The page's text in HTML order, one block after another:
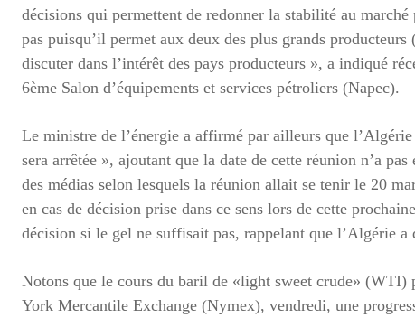
décisions qui permettent de redonner la stabilité au
pas puisqu’il permet aux deux des plus grands
discuter dans l’intérêt des pays producteurs », a indiqué
6ème Salon d’équipements et services pétroliers (Napec).
Le ministre de l’énergie a affirmé par ailleurs que
sera arrêtée », ajoutant que la date de cette réunion n’a
des médias selon lesquels la réunion allait se tenir le 20
en cas de décision prise dans ce sens lors de cette
décision si le gel ne suffisait pas, rappelant que l’Algérie
Notons que le cours du baril de «light sweet crude»
York Mercantile Exchange (Nymex), vendredi, une